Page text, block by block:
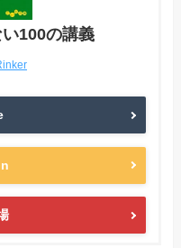
100の講義